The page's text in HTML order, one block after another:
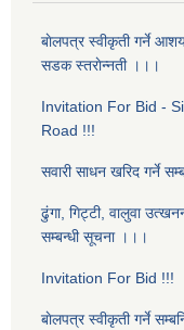
बाेलपत्र स्वीकृती गर्ने
सडक स्तराेन्नती ।।।
Invitation For Bid -
Road !!!
सवारी साधन खरिद गर्ने
ढुंगा, गिट्टी, वालुवा
सम्बन्धी सूचना ।।।
Invitation For Bid !!!
बाेलपत्र स्वीकृती गर्ने